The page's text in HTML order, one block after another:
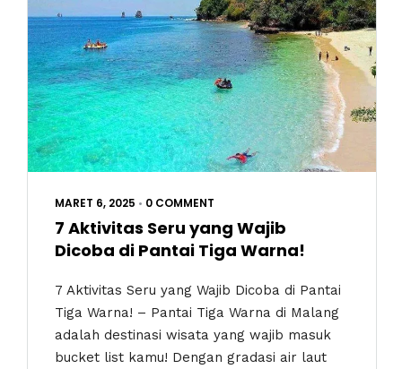
MARET 6, 2025 • 0 COMMENT
7 Aktivitas Seru yang Wajib
Dicoba di Pantai Tiga Warna!
7 Aktivitas Seru yang Wajib Dicoba di Pantai
Tiga Warna! – Pantai Tiga Warna di Malang
adalah destinasi wisata yang wajib masuk
bucket list kamu! Dengan gradasi air laut